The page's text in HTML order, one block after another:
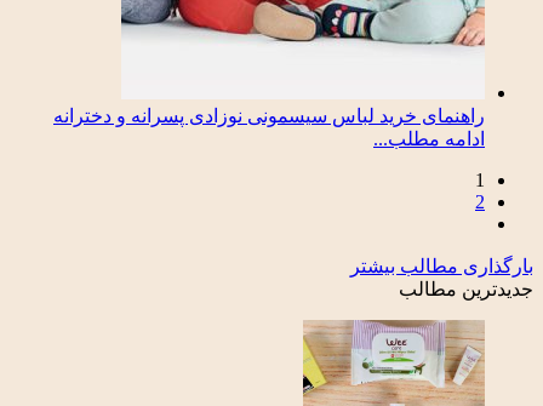
راهنمای خرید لباس سیسمونی نوزادی پسرانه و دخترانه
ادامه مطلب...
1
2
بارگذاری مطالب بیشتر
جدیدترین مطالب